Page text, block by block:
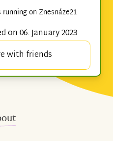
on Znesnáze21
on 06. January 2023
with friends